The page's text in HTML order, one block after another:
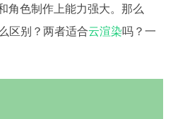
角色制作上能力强大。那么
区别？两者适合云渲染吗？一